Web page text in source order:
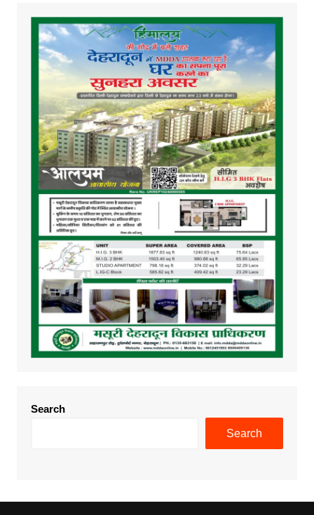
Search
Search